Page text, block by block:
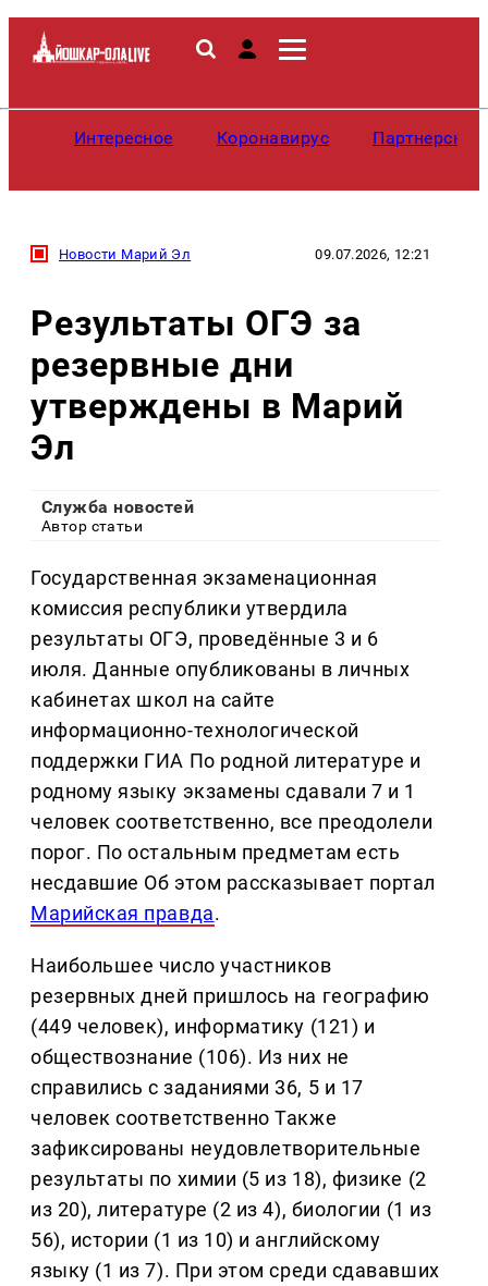
Интересное Коронавирус
Новости Марий Эл 09.07.2026, 12:21
Результаты ОГЭ за
резервные дни
утверждены в Марий
Эл
Служба новостей
Автор статьи
Государственная экзаменационная
комиссия республики утвердила
результаты ОГЭ, проведённые 3 и 6
июля. Данные опубликованы в личных
кабинетах школ на сайте
информационно-технологической
поддержки ГИА По родной литературе и
родному языку экзамены сдавали 7 и 1
человек соответственно, все преодолели
порог. По остальным предметам есть
несдавшие Об этом рассказывает портал
Марийская правда.
Наибольшее число участников
резервных дней пришлось на географию
(449 человек), информатику (121) и
обществознание (106). Из них не
справились с заданиями 36, 5 и 17
человек соответственно Также
зафиксированы неудовлетворительные
результаты по химии (5 из 18), физике (2
из 20), литературе (2 из 4), биологии (1 из
56), истории (1 из 10) и английскому
языку (1 из 7). При этом среди сдававших